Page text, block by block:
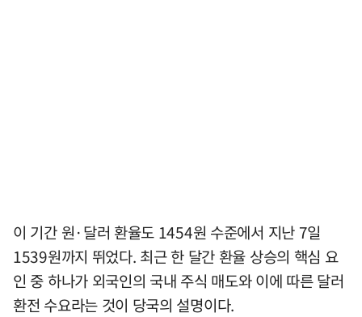
이 기간 원·달러 환율도 1454원 수준에서 지난 7일
1539원까지 뛰었다. 최근 한 달간 환율 상승의 핵심 요
인 중 하나가 외국인의 국내 주식 매도와 이에 따른 달러
환전 수요라는 것이 당국의 설명이다.